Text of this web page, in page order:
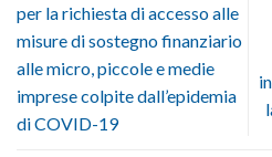
per la richiesta di accesso alle
misure di sostegno finanziario
alle micro, piccole e medie
imprese colpite dall’epidemia
di COVID-19